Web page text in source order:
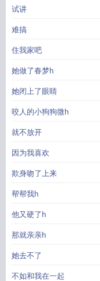
格家教h27
试讲
难搞
住我家吧
她做了春梦h
她闭上了眼睛
咬人的小狗狗微h
就不放开
因为我喜欢
欺身吻了上来
帮帮我h
他又硬了h
那就亲亲h
她去不了
不如和我在一起